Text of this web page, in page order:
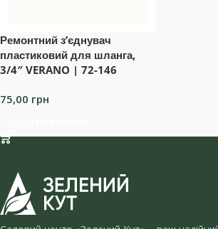
Ремонтний з’єднувач
пластиковий для шланга,
3/4″ VERANO | 72-146
75,00 грн